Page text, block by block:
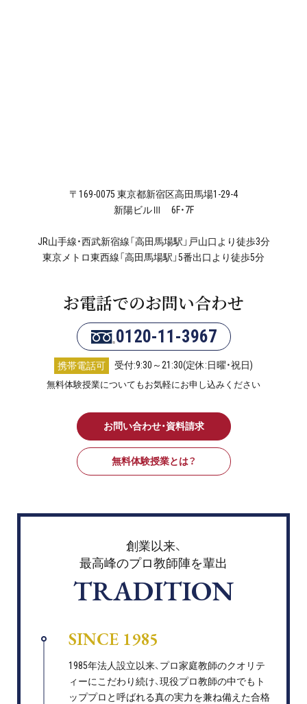
〒169-0075 東京都新宿区高田馬場1-29-4
新陽ビルⅢ 6F・7F
JR山手線・西武新宿線「高田馬場駅」戸山口より徒歩3分
東京メトロ東西線「高田馬場駅」5番出口より徒歩5分
お電話でのお問い合わせ
0120-11-3967
携帯電話可 受付:9:30～21:30(定休:日曜・祝日)
無料体験授業についてもお気軽にお申し込みください
お問い合わせ・資料請求
無料体験授業とは？
創業以来、
最高峰のプロ教師陣を輩出
TRADITION
SINCE 1985
1985年法人設立以来、プロ家庭教師のクオリテ
ィーにこだわり続け、現役プロ教師の中でもト
ッププロと呼ばれる真の実力を兼ね備えた合格